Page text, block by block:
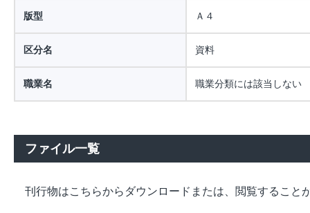
版型 Ａ４
区分名 資料
職業名 職業分類には該当しない
ファイル一覧
刊行物はこちらからダウンロードまたは、閲覧すること